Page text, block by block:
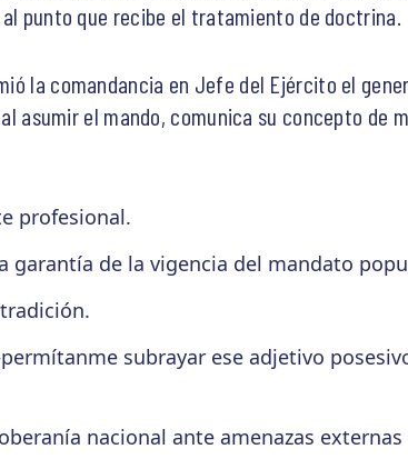
punto que recibe el tratamiento de doctrina.
la comandancia en Jefe del Ejército el
asumir el mando, comunica su concepto de
profesional.
garantía de la vigencia del mandato
subrayar ese adjetivo
nacional ante amenazas externas